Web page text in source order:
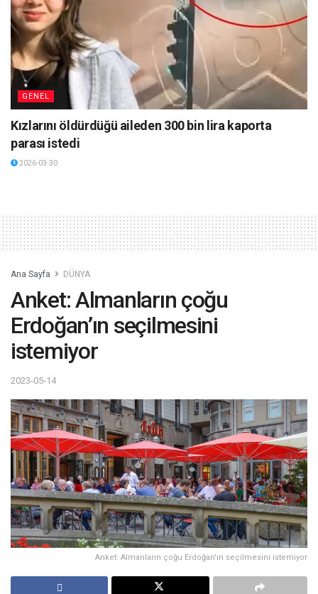
GENEL
Kızlarını öldürdüğü aileden 300 bin lira kaporta
parası istedi
2026-03-30
Ana Sayfa DÜNYA
Anket: Almanların çoğu
Erdoğan’ın seçilmesini
istemiyor
2023-05-14
Anket: Almanların çoğu Erdoğan'ın seçilmesini istemiyor